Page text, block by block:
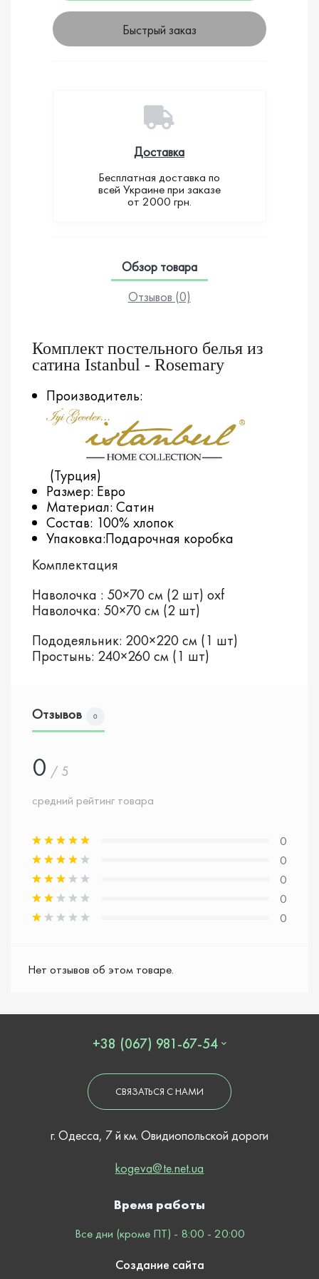
Быстрый заказ
Доставка
Бесплатная доставка по
всей Украине при заказе
от 2000 грн.
Обзор товара
Отзывов (0)
Комплект постельного белья из
сатина Istanbul - Rosemary
Производитель:
(Турция)
Размер: Евро
Материал: Сатин
Состав: 100% хлопок
Упаковка:Подарочная коробка
Комплектация
Наволочка : 50×70 см (2 шт) oxf
Наволочка: 50×70 см (2 шт)
Пододеяльник: 200×220 см (1 шт)
Простынь: 240×260 см (1 шт)
Отзывов 0
0 / 5
средний рейтинг товара
0
0
0
0
0
Нет отзывов об этом товаре.
+38 (067) 981-67-54
СВЯЗАТЬСЯ С НАМИ
г. Одесса, 7 й км. Овидиопольской дороги
kogeva@te.net.ua
Время работы
Все дни (кроме ПТ) - 8:00 - 20:00
Создание сайта